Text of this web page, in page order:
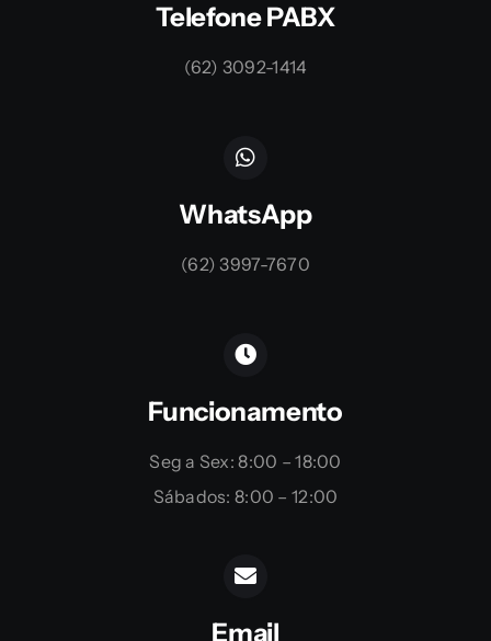
Telefone PABX
(62) 3092-1414
WhatsApp
(62) 3997-7670
Funcionamento
Seg a Sex: 8:00 – 18:00
Sábados: 8:00 – 12:00
Email